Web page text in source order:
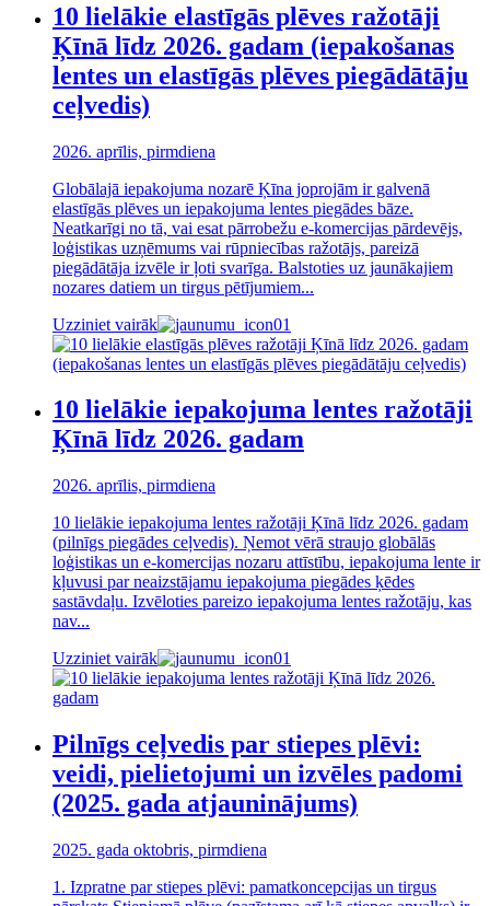
10 lielākie elastīgās plēves ražotāji
Ķīnā līdz 2026. gadam (iepakošanas
lentes un elastīgās plēves piegādātāju
ceļvedis)
2026. aprīlis, pirmdiena
Globālajā iepakojuma nozarē Ķīna joprojām ir galvenā
elastīgās plēves un iepakojuma lentes piegādes bāze.
Neatkarīgi no tā, vai esat pārrobežu e-komercijas pārdevējs,
loģistikas uzņēmums vai rūpniecības ražotājs, pareizā
piegādātāja izvēle ir ļoti svarīga. Balstoties uz jaunākajiem
nozares datiem un tirgus pētījumiem...
Uzziniet vairāk
10 lielākie iepakojuma lentes ražotāji
Ķīnā līdz 2026. gadam
2026. aprīlis, pirmdiena
10 lielākie iepakojuma lentes ražotāji Ķīnā līdz 2026. gadam
(pilnīgs piegādes ceļvedis). Ņemot vērā straujo globālās
loģistikas un e-komercijas nozaru attīstību, iepakojuma lente ir
kļuvusi par neaizstājamu iepakojuma piegādes ķēdes
sastāvdaļu. Izvēloties pareizo iepakojuma lentes ražotāju, kas
nav...
Uzziniet vairāk
Pilnīgs ceļvedis par stiepes plēvi:
veidi, pielietojumi un izvēles padomi
(2025. gada atjauninājums)
2025. gada oktobris, pirmdiena
1. Izpratne par stiepes plēvi: pamatkoncepcijas un tirgus